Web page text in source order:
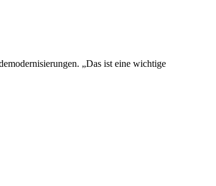
„Das ist eine wichtige